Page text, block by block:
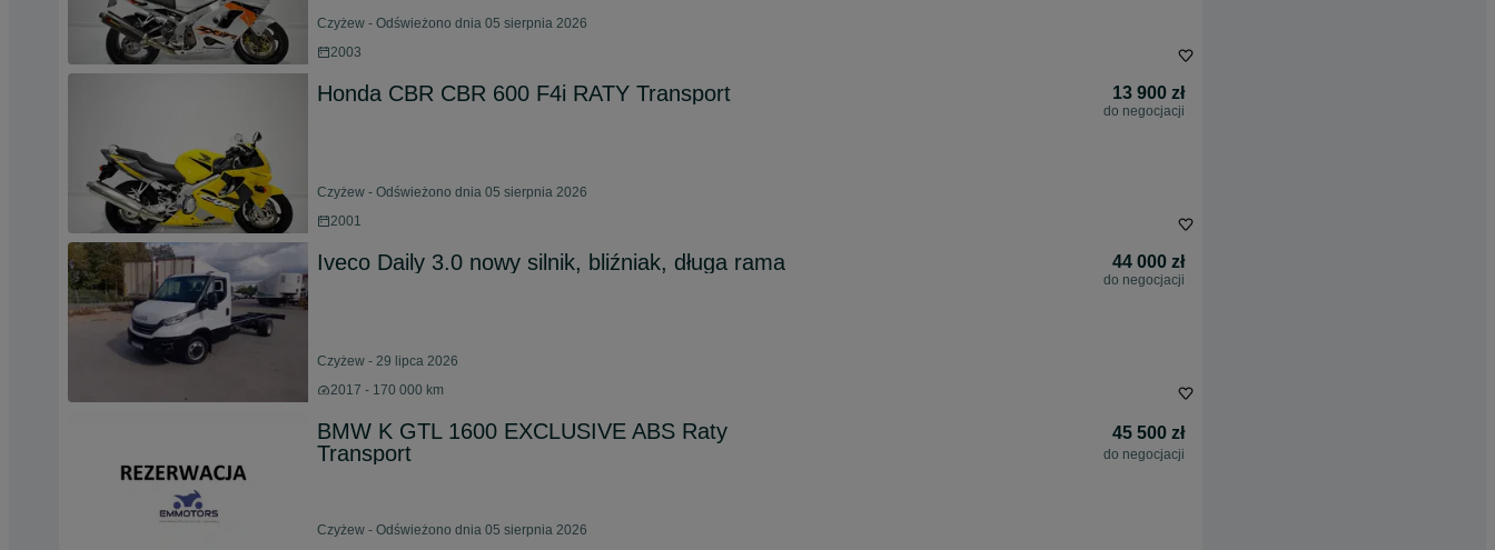
Czyżew - Odświeżono dnia 05 sierpnia 2026
2003
Honda CBR CBR 600 F4i RATY Transport 13 900 zł
do negocjacji
Czyżew - Odświeżono dnia 05 sierpnia 2026
2001
Iveco Daily 3.0 nowy silnik, bliźniak, długa rama 44 000 zł
do negocjacji
Czyżew - 29 lipca 2026
2017 - 170 000 km
BMW K GTL 1600 EXCLUSIVE ABS Raty
Transport
45 500 zł
do negocjacji
Czyżew - Odświeżono dnia 05 sierpnia 2026